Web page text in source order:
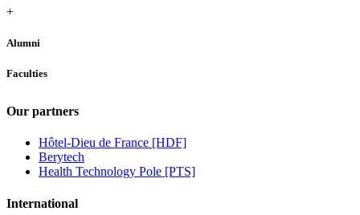
+
Alumni
Faculties
Our partners
Hôtel-Dieu de France [HDF]
Berytech
Health Technology Pole [PTS]
International